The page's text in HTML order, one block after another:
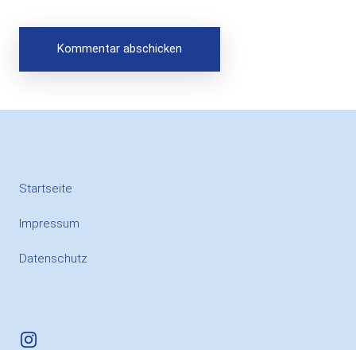
Startseite
Impressum
Datenschutz
Instagram